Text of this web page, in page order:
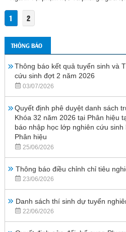
1 2
THÔNG BÁO
Thông báo kết quả tuyển sinh và
cứu sinh đợt 2 năm 2026
03/07/2026
Quyết định phê duyệt danh sách
Khóa 32 năm 2026 tại Phân hiệu
báo nhập học lớp nghiên cứu
Phân hiệu
25/06/2026
Thông báo điều chỉnh chỉ tiêu
23/06/2026
Danh sách thí sinh dự tuyển
22/06/2026